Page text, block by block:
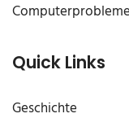
Computerprobleme
Quick Links
Geschichte